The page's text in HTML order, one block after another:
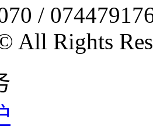
/
All Rights